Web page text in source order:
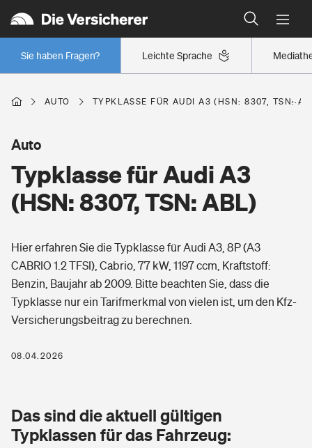
Leichte Sprache
Sie haben Fragen?
Wer versichert was: Jetzt Versicherer finden
Regionalklassen: So ist Ihre Region eingestuft
Wer versichert was: Jetzt Versicherer finden
Berufsunfähigkeitsversicherung
Erwerbsunfähigkeitsversicherung
Grundfähigkeitsversicherung
Arbeitsrechtsschutz
Berufshaftpflichtversicherung
Zur Übersicht
Tools
Wohnen
Elementarversicherung
Glasversicherung
Freizeit
Pri­vate Haft­pflicht­
Kinderunfall­ver­si­che­rung
Gesundheit
Private Krankenversicherung
Dread-Disease-Versicherung
AUTO TYPKLASSE FÜR AUDI A3 (HSN: 8307, TSN:
Typklasse für Audi A3
(HSN: 8307, TSN: ABL)
Auto
Hier erfahren Sie die Typklasse für Audi A3, 8P (A3
CABRIO 1.2 TFSI), Cabrio, 77 kW, 1197 ccm, Kraftstoff:
Benzin, Baujahr ab 2009. Bitte beachten Sie, dass die
Typklasse nur ein Tarifmerkmal von vielen ist, um den Kfz-
Versicherungsbeitrag zu berechnen.
08.04.2026
Das sind die aktuell gültigen
Typklassen für das Fahrzeug: